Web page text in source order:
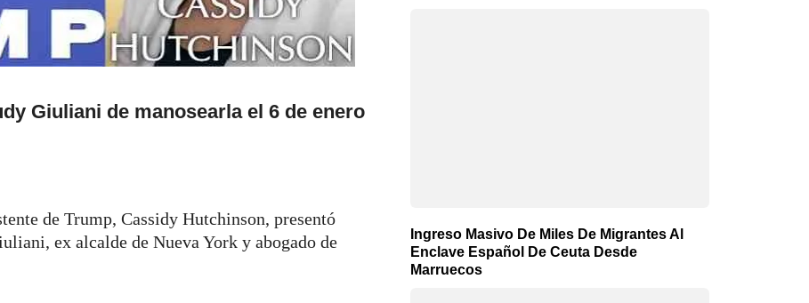
Giuliani de manosearla el 6 de enero
de Trump, Cassidy Hutchinson, presentó
ex alcalde de Nueva York y abogado de
Ingreso Masivo De Miles De Migrantes Al
Enclave Español De Ceuta Desde
Marruecos